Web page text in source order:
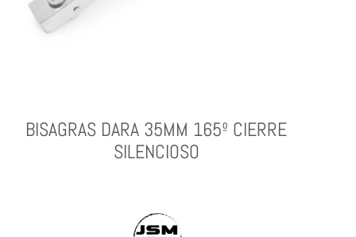
BISAGRAS DARA 35MM 165º CIERRE
SILENCIOSO